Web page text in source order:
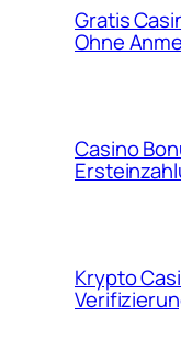
Gratis
Ohne
Casino
Krypto